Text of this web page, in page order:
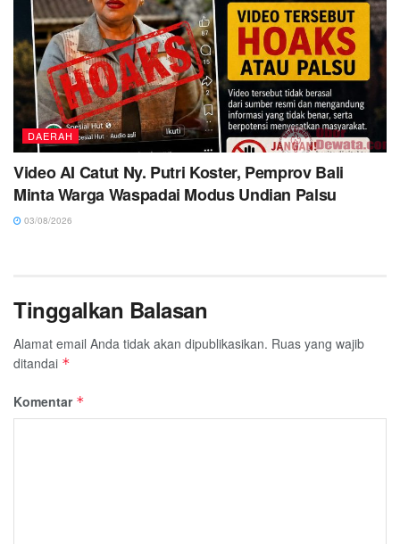
DAERAH
Video AI Catut Ny. Putri Koster, Pemprov Bali
Minta Warga Waspadai Modus Undian Palsu
03/08/2026
Tinggalkan Balasan
Alamat email Anda tidak akan dipublikasikan. Ruas yang wajib
ditandai *
Komentar *